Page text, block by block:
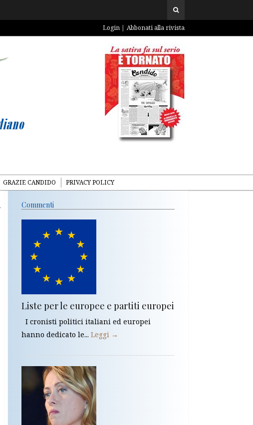
Login Abbonati alla rivista
GRAZIE CANDIDO PRIVACY POLICY
Commenti
Liste per le europee e partiti europei
I cronisti politici italiani ed europei
hanno dedicato le... Leggi →